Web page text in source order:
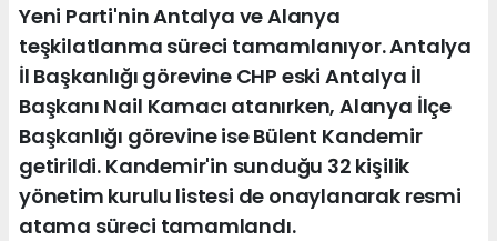
Yeni Parti'nin Antalya ve Alanya
teşkilatlanma süreci tamamlanıyor. Antalya
İl Başkanlığı görevine CHP eski Antalya İl
Başkanı Nail Kamacı atanırken, Alanya İlçe
Başkanlığı görevine ise Bülent Kandemir
getirildi. Kandemir'in sunduğu 32 kişilik
yönetim kurulu listesi de onaylanarak resmi
atama süreci tamamlandı.